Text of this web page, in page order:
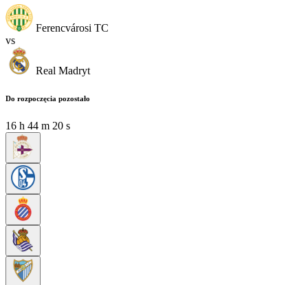
Ferencvárosi TC
vs
Real Madryt
Do rozpoczęcia pozostało
16 h 44 m 19 s